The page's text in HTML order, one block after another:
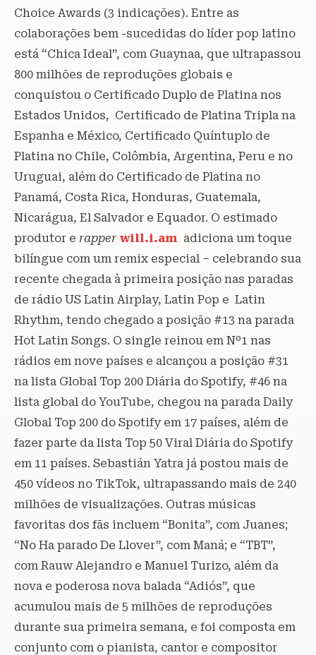
Choice Awards (3 indicações). Entre as
colaborações bem -sucedidas do líder pop latino
está “Chica Ideal”, com Guaynaa, que ultrapassou
800 milhões de reproduções globais e
conquistou o Certificado Duplo de Platina nos
Estados Unidos, Certificado de Platina Tripla na
Espanha e México, Certificado Quíntuplo de
Platina no Chile, Colômbia, Argentina, Peru e no
Uruguai, além do Certificado de Platina no
Panamá, Costa Rica, Honduras, Guatemala,
Nicarágua, El Salvador e Equador. O estimado
produtor e rapper will.i.am adiciona um toque
bilíngue com um remix especial – celebrando sua
recente chegada à primeira posição nas paradas
de rádio US Latin Airplay, Latin Pop e Latin
Rhythm, tendo chegado a posição #13 na parada
Hot Latin Songs. O single reinou em Nº1 nas
rádios em nove países e alcançou a posição #31
na lista Global Top 200 Diária do Spotify, #46 na
lista global do YouTube, chegou na parada Daily
Global Top 200 do Spotify em 17 países, além de
fazer parte da lista Top 50 Viral Diária do Spotify
em 11 países. Sebastián Yatra já postou mais de
450 vídeos no TikTok, ultrapassando mais de 240
milhões de visualizações. Outras músicas
favoritas dos fãs incluem “Bonita”, com Juanes;
“No Ha parado De Llover”, com Maná; e “TBT”,
com Rauw Alejandro e Manuel Turizo, além da
nova e poderosa nova balada “Adiós”, que
acumulou mais de 5 milhões de reproduções
durante sua primeira semana, e foi composta em
conjunto com o pianista, cantor e compositor